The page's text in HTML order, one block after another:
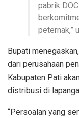
pabrik DOC
peternak,”
Bupati
dari perusahaan
Kabupaten Pati
distribusi di
“Persoalan yang